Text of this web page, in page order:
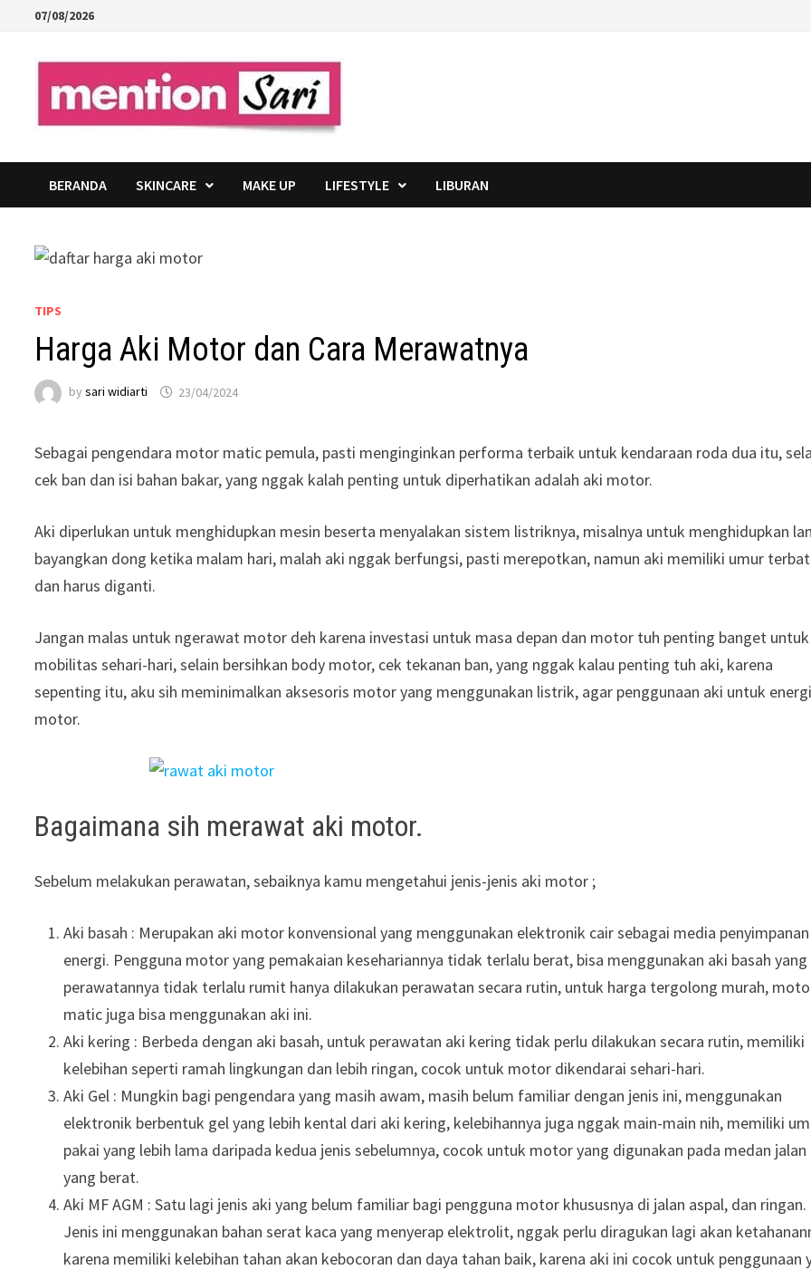
content
07/08/2026
BERANDA SKINCARE MAKE UP LIFESTYLE LIBURAN
TIPS
Harga Aki Motor dan Cara Merawatnya
bysari widiarti 23/04/2024
Sebagai pengendara motor matic pemula, pasti menginginkan performa terbaik untuk kendaraan roda dua itu,
cek ban dan isi bahan bakar, yang nggak kalah penting untuk diperhatikan adalah aki motor.
Aki diperlukan untuk menghidupkan mesin beserta menyalakan sistem listriknya, misalnya untuk menghidupkan
bayangkan dong ketika malam hari, malah aki nggak berfungsi, pasti merepotkan, namun aki memiliki umur
dan harus diganti.
Jangan malas untuk ngerawat motor deh karena investasi untuk masa depan dan motor tuh penting banget untuk
mobilitas sehari-hari, selain bersihkan body motor, cek tekanan ban, yang nggak kalau penting tuh aki, karena
sepenting itu, aku sih meminimalkan aksesoris motor yang menggunakan listrik, agar penggunaan aki untuk
motor.
Bagaimana sih merawat aki motor.
Sebelum melakukan perawatan, sebaiknya kamu mengetahui jenis-jenis aki motor ;
Aki basah : Merupakan aki motor konvensional yang menggunakan elektronik cair sebagai media penyimpanan
energi. Pengguna motor yang pemakaian kesehariannya tidak terlalu berat, bisa menggunakan aki basah yang
perawatannya tidak terlalu rumit hanya dilakukan perawatan secara rutin, untuk harga tergolong murah,
matic juga bisa menggunakan aki ini.
Aki kering : Berbeda dengan aki basah, untuk perawatan aki kering tidak perlu dilakukan secara rutin, memiliki
kelebihan seperti ramah lingkungan dan lebih ringan, cocok untuk motor dikendarai sehari-hari.
Aki Gel : Mungkin bagi pengendara yang masih awam, masih belum familiar dengan jenis ini, menggunakan
elektronik berbentuk gel yang lebih kental dari aki kering, kelebihannya juga nggak main-main nih, memiliki
pakai yang lebih lama daripada kedua jenis sebelumnya, cocok untuk motor yang digunakan pada medan jalan
yang berat.
Aki MF AGM : Satu lagi jenis aki yang belum familiar bagi pengguna motor khususnya di jalan aspal, dan ringan.
Jenis ini menggunakan bahan serat kaca yang menyerap elektrolit, nggak perlu diragukan lagi akan
karena memiliki kelebihan tahan akan kebocoran dan daya tahan baik, karena aki ini cocok untuk penggunaan